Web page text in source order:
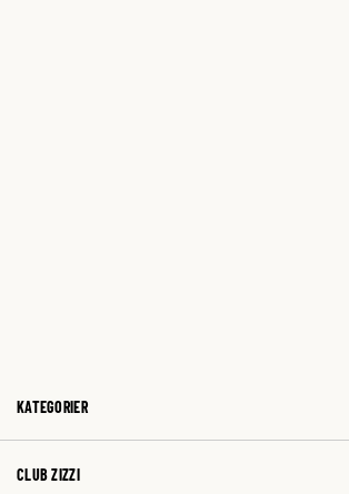
KATEGORIER
CLUB ZIZZI